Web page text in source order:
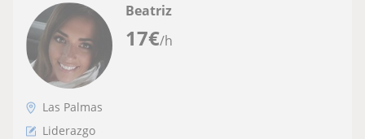
17€/h
Beatriz
Las Palmas
Liderazgo